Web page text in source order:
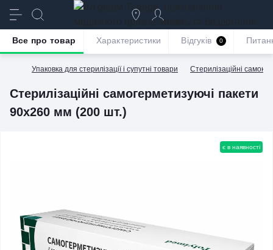
якість та бездоганне
обслуговування
Упаковка для стерилізації і супутні товари Стерилізаційні
Стерилізаційні самогерметизуючі пакети
90х260 мм (200 шт.)
Все про товар Характеристики Відгуків 0
є в наявності